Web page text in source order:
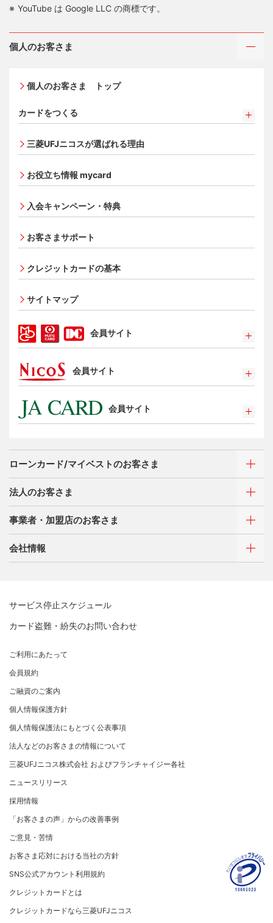
YouTube は Google LLC の商標です。
個人のお客さま
個人のお客さま トップ
カードをつくる
三菱ＵＦＪカード
三菱ＵＦＪカード・プラチナ・アメリカン・エキスプレ
オンライン入会申し込みの流れ
追加できるカード・機能
UnionPay（銀聯）カード
ETCカード
エクスプレス予約サービス（プラスEX会員）
タッチ決済
三菱UFJニコスが選ばれる理由
お役立ち情報 mycard
入会キャンペーン・特典
お客さまサポート
クレジットカードの基本
サイトマップ
会員サイト
特典・サービス
選べるお支払方法
カードローン・キャッシング
お客さまサポート
会員サイト
特典・サービス
選べるお支払方法
お客さまサポート
サイトマップ
会員サイト
特典・サービス
選べるお支払方法
お客さまサポート
サイトマップ
ローンカード/マイベストのお客さま
ご利用・お支払い方法
ATMネットワーク
借入時残高スライドリボルビング方式
各種照会・お手続き
三菱UFJニコス ローンカード 各種規約
法人のお客さま
三菱ＵＦＪカード会員の方
NICOSカード会員の方
プラチナ会員さま専用の特別なサービス Platinum
Special Service
大規模企業のお客さまだけにご利用いただけるサービス
各種照会・お手続き
法人のお客さま サイトマップ
法人向けポータルサイト
事業者・加盟店のお客さま
お取り扱いいただけるカード情報とお支払い情報
加盟店規約/その他ご注意事項
個人情報のお取り扱いに関するお願い
[EC加盟店さまへ] 情報漏えい対策のお願い
[EC加盟店さまへ] 不正ログイン対策のお願い
各種お問い合わせ
「三菱UFJニコスギフトカード」お取り扱いに関するご
注意点（加盟店さま向け）
カード処理時のご注意事項
加盟店さま向けお問い合わせ
サービス・ソリューション
ト）
セキュリティサービス
よくあるご質問
事業者・加盟店のお客さま
法人向けポータルサイト
会社情報
三菱UFJニコスについて
経営ビジョン・行動規範
企業姿勢・ポリシー
コンプライアンス
コーポレートガバナンスについて
情報セキュリティの取り組み
リスク管理
マネー・ローンダリングおよびテロ資金供与等の対策に
関する取り組み
個人情報保護方針
クレジットポリシー
金融商品販売などの勧誘方針
お客さま応対における当社の方針
サステナビリティへの取り組み
サステナビリティへの取り組み
SDGsの達成に向けて
復興支援活動
お客さまに寄り添う
従業員とともに
MUFGグループ/サステナビリティサイト
ニュースリリース
お問い合わせ
重要なお知らせ
サービス停止スケジュール
カード盗難・紛失のお問い合わせ
ご利用にあたって
会員規約
ご融資のご案内
個人情報保護方針
個人情報保護法にもとづく公表事項
法人などのお客さまの情報について
三菱UFJニコス株式会社 およびフランチャイジー各社
ニュースリリース
採用情報
「お客さまの声」からの改善事例
ご意見・苦情
お客さま応対における当社の方針
SNS公式アカウント利用規約
クレジットカードとは
クレジットカードなら三菱UFJニコス